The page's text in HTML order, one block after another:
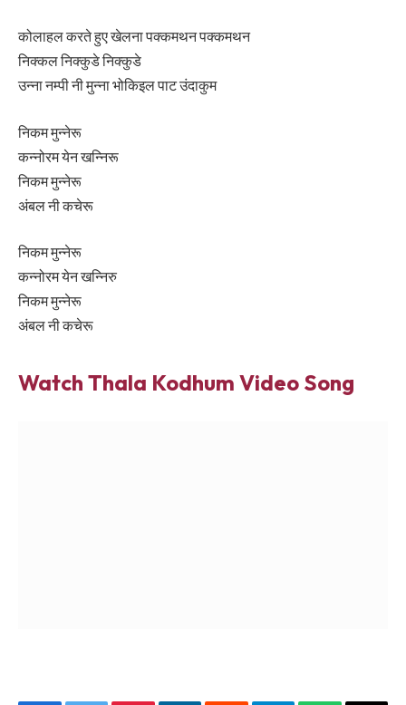
कोलाहल करते हुए खेलना पक्कमथन पक्कमथन
निक्कल निक्कुडे निक्कुडे
उन्ना नम्पी नी मुन्ना भोकिइल पाट उंदाकुम
निकम मुन्नेरू
कन्नोरम येन खन्निरू
निकम मुन्नेरू
अंबल नी कचेरू
निकम मुन्नेरू
कन्नोरम येन खन्निरु
निकम मुन्नेरू
अंबल नी कचेरू
Watch Thala Kodhum Video Song